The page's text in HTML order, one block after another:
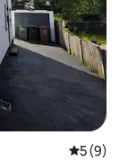
5 (9)